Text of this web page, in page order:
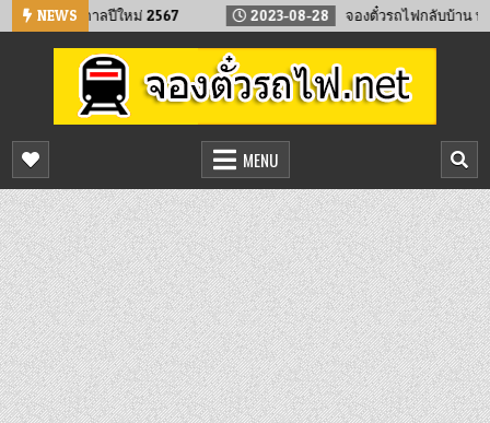
Skip
to
NEWS
เทศกาลปีใหม่ 2567 2023-08-28 จองตั๋วรถไฟกลับบ้าน ทำบุญเดื
จองตั๋วรถไฟออนไลน์
จองตั๋วรถไฟล่วงหน้า จองได้ 24 ชั่วโมง
MENU